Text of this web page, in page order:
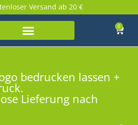
Versand ab 20 €
0
bedrucken lassen +
Lieferung nach